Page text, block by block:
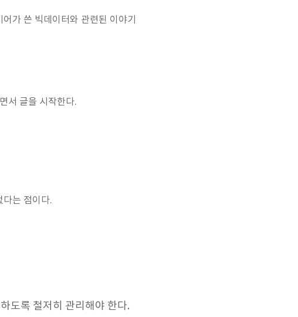
가 쓴 빅데이터와 관련된 이야기
서 글을 시작한다.
다는 점이다.
도록 철저히 관리해야 한다.